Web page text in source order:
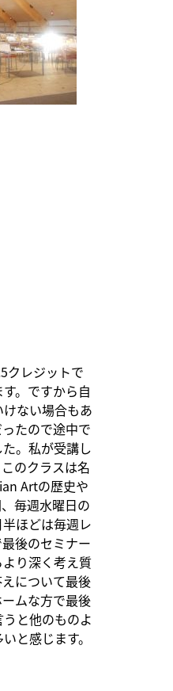
クレジットで
。ですから自
ない場合もあ
たので途中で
。私が受講し
のクラスは名
Artの歴史や
毎週水曜日の
ほどは毎週レ
後のセミナー
り深く考え質
について最後
ムな方で最後
と他のものよ
と感じます。